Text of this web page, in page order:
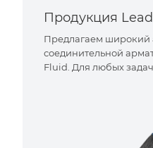
Продукция
Предлагаем широкий
соединительной
Fluid. Для любых задач.